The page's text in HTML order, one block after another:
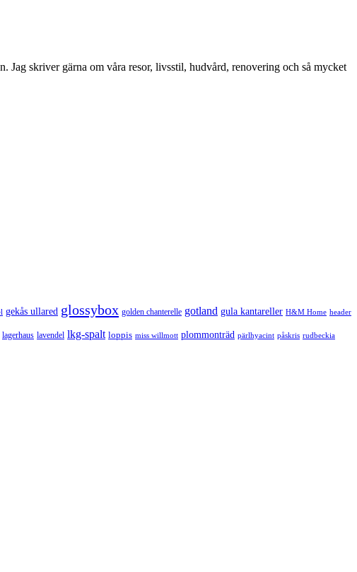
skriver gärna om våra resor, livsstil, hudvård, renovering och så mycket
gekås ullared glossybox golden chanterelle gotland gula kantareller H&M Home header
lagerhaus lavendel lkg-spalt loppis miss willmott plommonträd pärlhyacint påskris rudbeckia